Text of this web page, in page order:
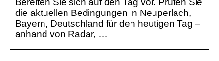
Bereiten Sie sich auf den Tag vor. Prüfen Sie
die aktuellen Bedingungen in Neuperlach,
Bayern, Deutschland für den heutigen Tag –
anhand von Radar, …